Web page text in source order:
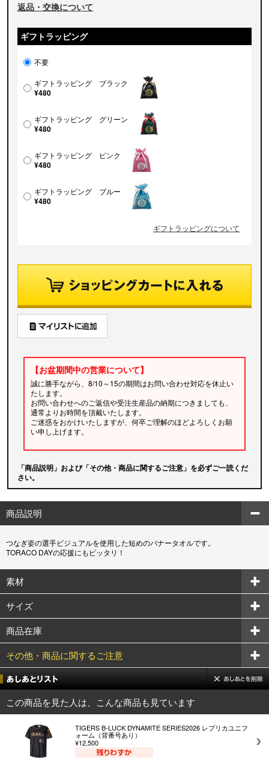
返品・交換について
ギフトラッピング
不要
ギフトラッピング ブラック
¥480
ギフトラッピング グリーン
¥480
ギフトラッピング ピンク
¥480
ギフトラッピング ブルー
¥480
ギフトラッピングについて
【お盆期間中の営業について】
誠に勝手ながら、8/10～15の期間はお問い合わせ対応を休止い
たします。
お問い合わせへのご返信や受注生産品の納期につきましても、
通常よりお時間を頂戴いたします。
ご迷惑をおかけいたしますが、何卒ご理解のほどよろしくお願
い申し上げます。
「商品説明」および「その他・商品に関するご注意」を必ずご一読くだ
さい。
商品説明
つなぎ姿の選手ビジュアルを使用した短めのバナータオルです。
TORACO DAYの応援にもピッタリ！
素材
サイズ
商品在庫
その他・商品に関するご注意
この商品を見た人は、こんな商品も見ています
TIGERS B-LUCK DYNAMITE SERIES2026 レプリカユニフ
ォーム（背番号あり）
¥12,500